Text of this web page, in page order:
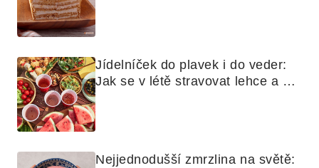
Jídelníček do plavek i do veder:
Jak se v létě stravovat lehce a
Nejjednodušší zmrzlina na světě: